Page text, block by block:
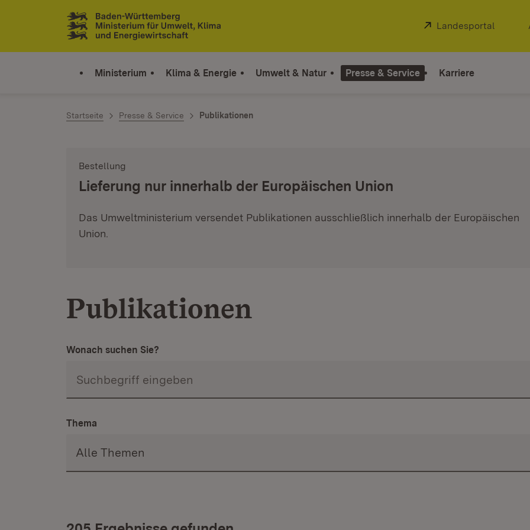
Zum Inhalt springen
Link zur Startseite
Extern:
Landesportal
Ministerium Klima & Energie Umwelt & Natur Presse & Service Karriere
Startseite Presse & Service Publikationen
Bestellung
Lieferung nur innerhalb der Europäischen Union
Das Umweltministerium versendet Publikationen ausschließlich innerhalb der Europäischen
Union.
Publikationen
Wonach suchen Sie?
Thema